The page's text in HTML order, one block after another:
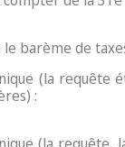
le barème de
(la requête
: